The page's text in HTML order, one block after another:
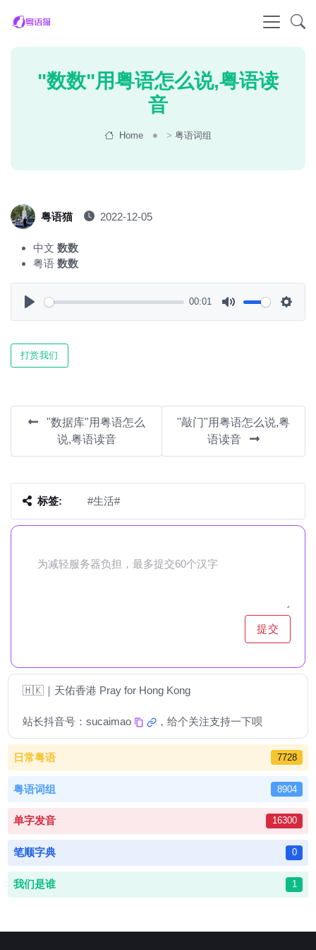
"数数"用粤语怎么说,粤语读
音
Home >粤语词组
粤语猫 2022-12-05
中文 数数
粤语 数数
00:01
打赏我们
"数据库"用粤语怎么
说,粤语读音
"敲门"用粤语怎么说,粤
语读音
标签: #生活#
提交
🇭🇰｜天佑香港 Pray for Hong Kong
站长抖音号： sucaimao ，给个关注支持一下呗
日常粤语 7728
粤语词组 8904
单字发音 16300
笔顺字典 0
我们是谁 1